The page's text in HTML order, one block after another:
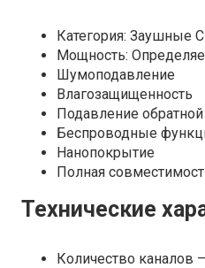
Категория: Заушные
Мощность:
Шумоподавление
Влагозащищенность
Подавление
Беспроводные
Нанопокрытие
Полная
Технические
Количество каналов